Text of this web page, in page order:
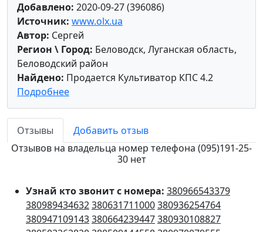
Добавлено: 2020-09-27 (396086)
Источник: www.olx.ua
Автор: Сергей
Регион \ Город: Беловодск, Луганская область,
Беловодский район
Найдено: Продается Культиватор КПС 4.2
Подробнее
Отзывы
Добавить отзыв
Отзывов на владельца номер телефона (095)191-25-
30 нет
Узнай кто звонит с номера: 380966543379
380989434632380631711000380936254764
380947109143380664239447380930108827